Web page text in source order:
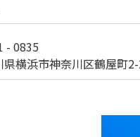
- 0835
県横浜市神奈川区鶴屋町